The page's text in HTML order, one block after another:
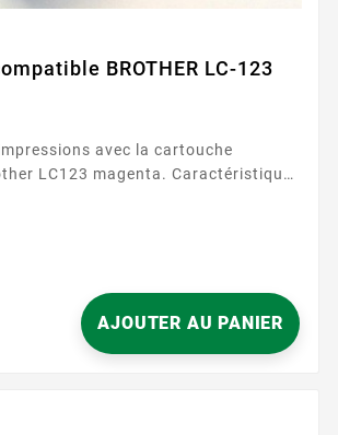
BROTHER LC-123
avec la cartouche
magenta. Caractéristiques
AJOUTER AU PANIER